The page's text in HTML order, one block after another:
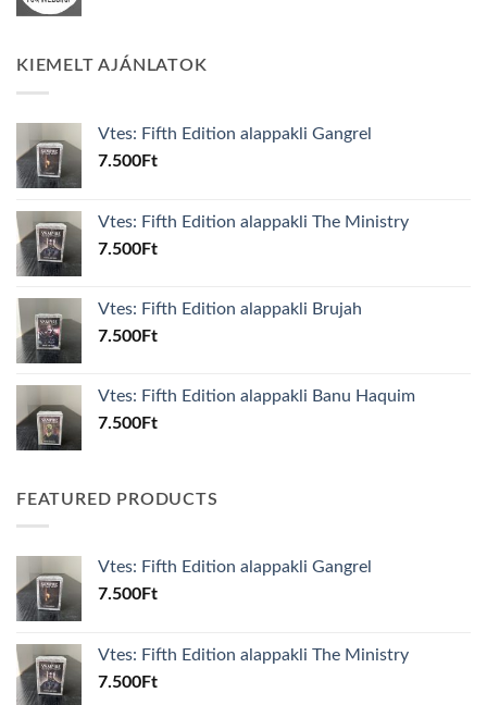
KIEMELT AJÁNLATOK
Vtes: Fifth Edition alappakli Gangrel
7.500Ft
Vtes: Fifth Edition alappakli The Ministry
7.500Ft
Vtes: Fifth Edition alappakli Brujah
7.500Ft
Vtes: Fifth Edition alappakli Banu Haquim
7.500Ft
FEATURED PRODUCTS
Vtes: Fifth Edition alappakli Gangrel
7.500Ft
Vtes: Fifth Edition alappakli The Ministry
7.500Ft